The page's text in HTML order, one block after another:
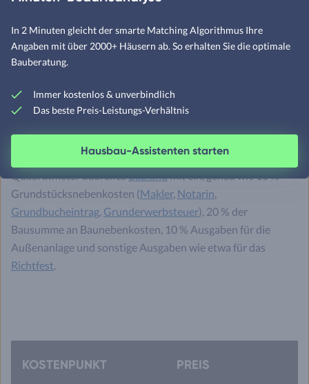
eigentlichen Fachwerk-Fertighaus-Preis zu verdeutlichen,
finden Sie im Folgenden eine exemplarische Budget-
Kalkulation für ein entsprechendes
Fachwerkhaus als Fertighaus mit 135 qm zu
darüber hinaus Grundstückskosten in
von aktuell im Schnitt gemäß Destatis rund 177 Euro pro
Quadratmeter baureifesBaulandmit ein, genau wie 10 %
Grundstücksnebenkosten (Makler, Notarin,
Grundbucheintrag, Grunderwerbsteuer), 20 % der
Bausumme an Baunebenkosten, 10 % Ausgaben für die
Außenanlage und sonstige Ausgaben wie etwa für das
Richtfest.
KOSTENPUNKT PREIS
In 2 Minuten gleicht der smarte Matching Algorithmus Ihre
Angaben mit über 2000+ Häusern ab. So erhalten Sie die optimale
Bauberatung.
Immer kostenlos & unverbindlich
Das beste Preis-Leistungs-Verhältnis
Hausbau-Assistenten starten